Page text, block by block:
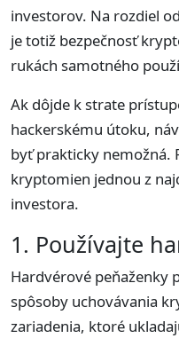
investorov. Na rozdiel
je totiž bezpečnosť
rukách samotného
Ak dôjde k strate
hackerskému útoku,
byť prakticky nemožná.
kryptomien jednou z
investora.
1. Používajte
Hardvérové peňaženky
spôsoby uchovávania
zariadenia, ktoré